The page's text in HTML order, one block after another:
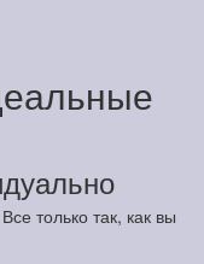
только так, как вы